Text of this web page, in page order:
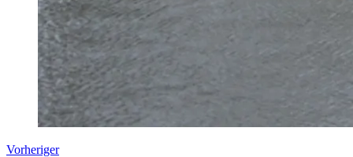
Vorheriger